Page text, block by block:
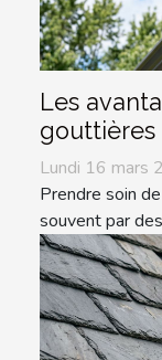
Les
gouttières
Lundi 16 mars
Prendre soin
souvent par